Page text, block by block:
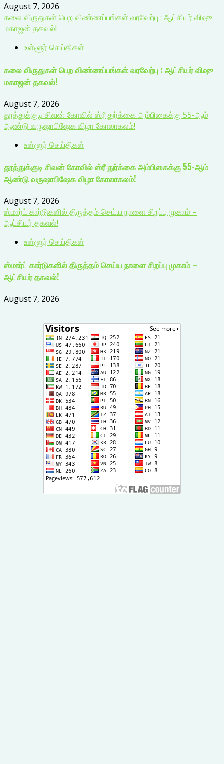
August 7, 2026
கலை விருதுகள் பெற விண்ணப்பங்கள் வரவேற்பு : ஆட்சியர் விஷு
மகாஜன் தகவல்!
உள்ளூர் செய்திகள்
கலை விருதுகள் பெற விண்ணப்பங்கள் வரவேற்பு : ஆட்சியர் விஷு
மகாஜன் தகவல்!
August 7, 2026
தூத்துக்குடி சிவன் கோவில் ஸ்ரீ துர்க்கை அம்பிகைக்கு 55-ஆம்
ஆண்டு வருஷாபிஷேக விழா கோலாகலம்!
உள்ளூர் செய்திகள்
தூத்துக்குடி சிவன் கோவில் ஸ்ரீ துர்க்கை அம்பிகைக்கு 55-ஆம்
ஆண்டு வருஷாபிஷேக விழா கோலாகலம்!
August 7, 2026
ஸ்மார்ட் கார்டுகளில் திருத்தம் செய்ய நாளை சிறப்பு முகாம் –
ஆட்சியர் தகவல்!
உள்ளூர் செய்திகள்
ஸ்மார்ட் கார்டுகளில் திருத்தம் செய்ய நாளை சிறப்பு முகாம் –
ஆட்சியர் தகவல்!
August 7, 2026